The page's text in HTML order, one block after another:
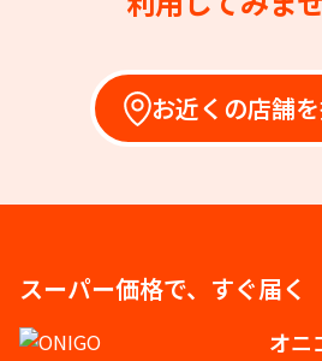
お近くの店舗
スーパー価格で、すぐ届く
オニ